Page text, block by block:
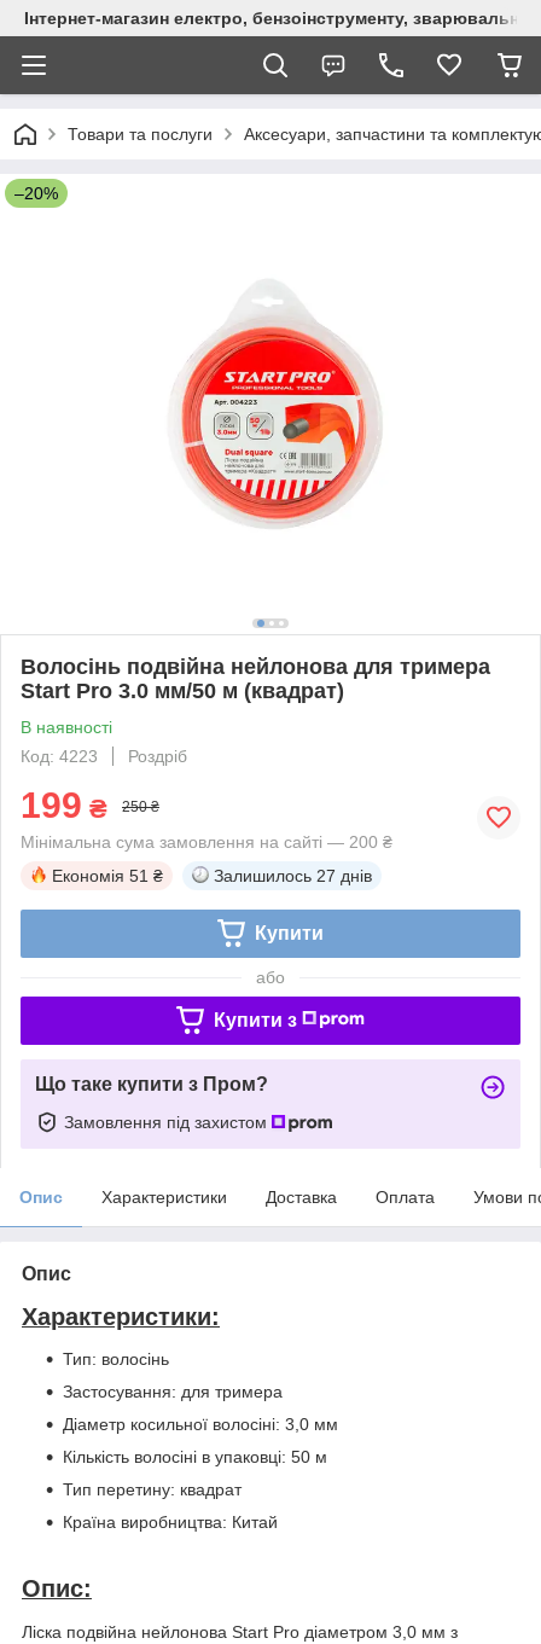
Інтернет-магазин електро, бензоінструменту,
Товари та послуги Аксесуари, запчастини та
–20%
Волосінь подвійна нейлонова для тримера
Start Pro 3.0 мм/50 м (квадрат)
В наявності
Код: 4223
Роздріб
199 ₴ 250 ₴
Мінімальна сума замовлення на сайті — 200 ₴
Економія 51 ₴ Залишилось 27 днів
Купити
або
Купити з
Що таке купити з Пром?
Замовлення під захистом
Опис Характеристики Доставка Оплата Умови
Опис
Характеристики:
Тип: волосінь
Застосування: для тримера
Діаметр косильної волосіні: 3,0 мм
Кількість волосіні в упаковці: 50 м
Тип перетину: квадрат
Країна виробництва: Китай
Опис:
Ліска подвійна нейлонова Start Pro діаметром 3,0 мм з